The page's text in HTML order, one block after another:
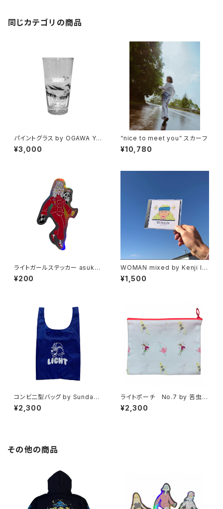
同じカテゴリの商品
パイントグラス by OGAWA YO
HEI
¥3,000
“nice to meet you” スカーフ
¥10,780
ライトガールステッカー asuka
ando ver.
¥200
WOMAN mixed by Kenji Ik
eda
¥1,500
コンビ二型バッグ by Sundays
Best
¥2,300
ライトポーチ No.7 by 苦虫ツ
ヨシ
¥2,300
その他の商品